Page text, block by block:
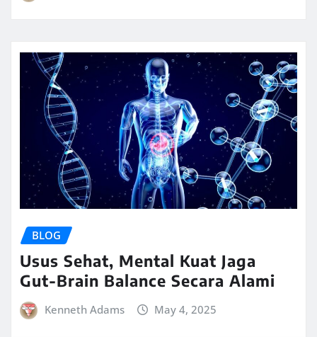
BLOG
Usus Sehat, Mental Kuat Jaga
Gut-Brain Balance Secara Alami
Kenneth Adams May 4, 2025